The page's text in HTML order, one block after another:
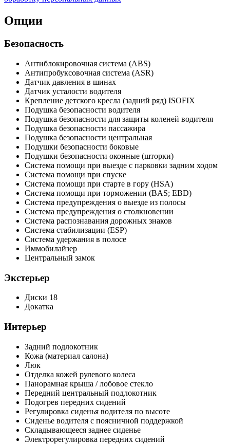
Опции
Безопасность
Антиблокировочная система (ABS)
Антипробуксовочная система (ASR)
Датчик давления в шинах
Датчик усталости водителя
Крепление детского кресла (задний ряд) ISOFIX
Подушка безопасности водителя
Подушка безопасности для защиты коленей водителя
Подушка безопасности пассажира
Подушка безопасности центральная
Подушки безопасности боковые
Подушки безопасности оконные (шторки)
Система помощи при выезде с парковки задним ходом
Система помощи при спуске
Система помощи при старте в гору (HSA)
Система помощи при торможении (BAS; EBD)
Система предупреждения о выезде из полосы
Система предупреждения о столкновении
Система распознавания дорожных знаков
Система стабилизации (ESP)
Система удержания в полосе
Иммобилайзер
Центральный замок
Экстерьер
Диски 18
Докатка
Интерьер
Задний подлокотник
Кожа (материал салона)
Люк
Отделка кожей рулевого колеса
Панорамная крыша / лобовое стекло
Передний центральный подлокотник
Подогрев передних сидений
Регулировка сиденья водителя по высоте
Сиденье водителя с поясничной поддержкой
Складывающееся заднее сиденье
Электрорегулировка передних сидений